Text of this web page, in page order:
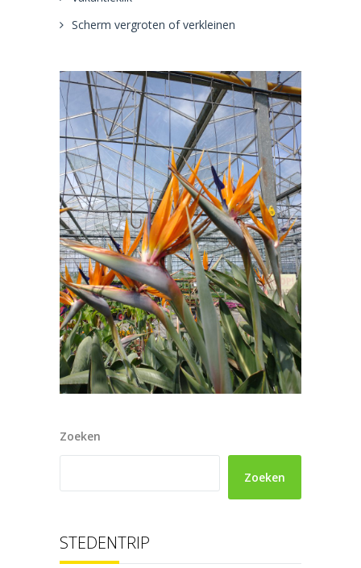
Scherm vergroten of verkleinen
Zoeken
Zoeken
STEDENTRIP